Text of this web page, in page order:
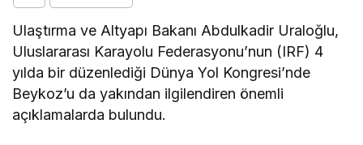
Ulaştırma ve Altyapı Bakanı Abdulkadir Uraloğlu,
Uluslararası Karayolu Federasyonu’nun (IRF) 4
yılda bir düzenlediği Dünya Yol Kongresi’nde
Beykoz’u da yakından ilgilendiren önemli
açıklamalarda bulundu.